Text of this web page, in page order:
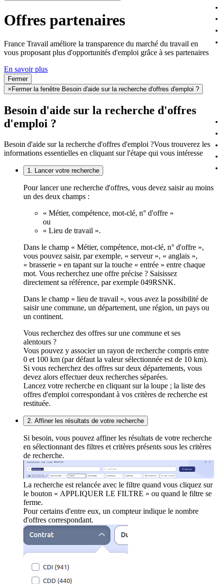
Offres partenaires
France Travail améliore la transparence du marché du travail en
vous proposant plus d'opportunités d'emploi grâce à ses partenaires
En savoir plus
Fermer
× Fermer la fenêtre Besoin d'aide sur la recherche d'offres d'emploi ?
Besoin d'aide sur la recherche d'offres
d'emploi ?
Besoin d'aide sur la recherche d'offres d'emploi ?Vous trouverez les
informations essentielles en cliquant sur l'étape qui vous intéresse
1. Lancer votre recherche
Pour lancer une recherche d'offres, vous devez saisir au moins
un des deux champs :
« Métier, compétence, mot-clé, n° d'offre »
ou
« Lieu de travail ».
Dans le champ « Métier, compétence, mot-clé, n° d'offre »,
vous pouvez saisir, par exemple, « serveur », « anglais »,
« brasserie » en tapant sur la touche « entrée » entre chaque
mot. Vous recherchez une offre précise ? Saisissez
directement sa référence, par exemple 049RSNK.
Dans le champ « lieu de travail », vous avez la possibilité de
saisir une commune, un département, une région, un pays ou
un continent.
Vous recherchez des offres sur une commune et ses
alentours ?
Vous pouvez y associer un rayon de recherche compris entre
0 et 100 km (par défaut la valeur sélectionnée est de 10 km).
Si vous recherchez des offres sur deux départements, vous
devez alors effectuer deux recherches séparées.
Lancez votre recherche en cliquant sur la loupe ; la liste des
offres d'emploi correspondant à vos critères de recherche est
restituée.
2. Affiner les résultats de votre recherche
Si besoin, vous pouvez affiner les résultats de votre recherche
en sélectionnant des filtres et critères présents sous les critères
de recherche.
La recherche est relancée avec le filtre quand vous cliquez sur
le bouton « APPLIQUER LE FILTRE » ou quand le filtre se
ferme.
Pour certains d'entre eux, un compteur indique le nombre
d'offres correspondant.